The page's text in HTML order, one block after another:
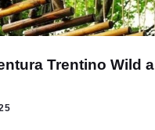
Trentino Wild a